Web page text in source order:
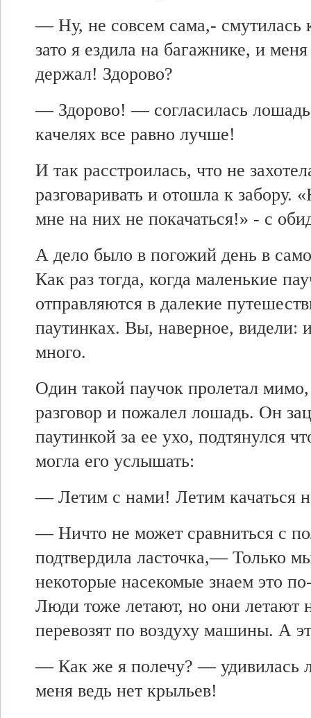
— Ну, не совсем сама,-
зато я ездила на багажнике, и
держал! Здорово?
— Здорово! — согласилась
качелях все равно лучше!
И так расстроилась, что не
разговаривать и отошла к забору.
мне на них не покачаться!» - с
А дело было в погожий день в
Как раз тогда, когда маленькие
отправляются в далекие
паутинках. Вы, наверное, видели:
много.
Один такой паучок пролетал
разговор и пожалел лошадь. Он
паутинкой за ее ухо, подтянулся
могла его услышать:
— Летим с нами! Летим качаться
— Ничто не может сравниться с
подтвердила ласточка,— Только
некоторые насекомые знаем это
Люди тоже летают, но они
перевозят по воздуху машины. А
— Как же я полечу? —
меня ведь нет крыльев!